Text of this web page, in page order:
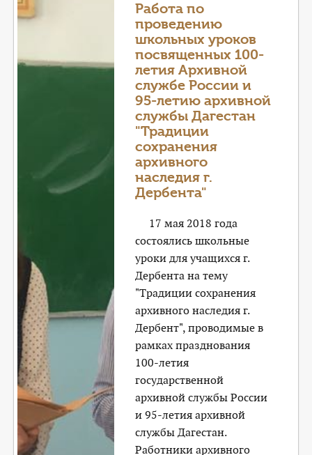
Работа по
проведению
школьных уроков
посвященных 100-
летия Архивной
службе России и
95-летию архивной
службы Дагестан
"Традиции
сохранения
архивного
наследия г.
Дербента"
17 мая 2018 года
состоялись школьные
уроки для учащихся г.
Дербента на тему
"Традиции сохранения
архивного наследия г.
Дербент", проводимые в
рамках празднования
100-летия
государственной
архивной службы России
и 95-летия архивной
службы Дагестан.
Работники архивного